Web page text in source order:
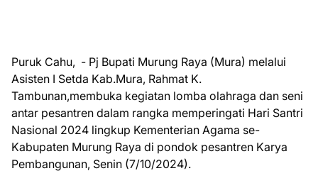
Puruk Cahu, - Pj Bupati Murung Raya (Mura) melalui
Asisten I Setda Kab.Mura, Rahmat K.
Tambunan,membuka kegiatan lomba olahraga dan seni
antar pesantren dalam rangka memperingati Hari Santri
Nasional 2024 lingkup Kementerian Agama se-
Kabupaten Murung Raya di pondok pesantren Karya
Pembangunan, Senin (7/10/2024).